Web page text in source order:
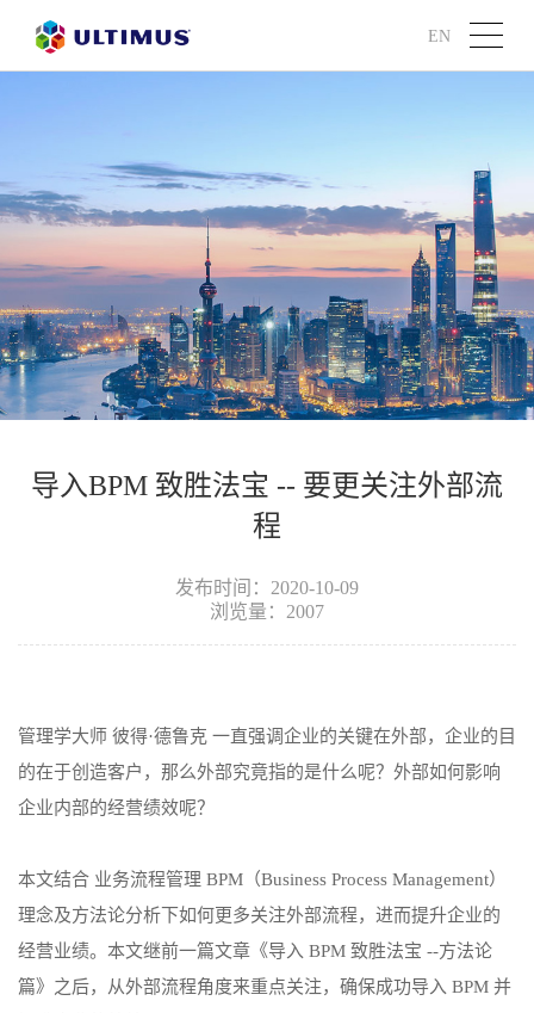
EN
导入BPM 致胜法宝 -- 要更关注外部流
程
发布时间：2020-10-09
浏览量：2007
管理学大师 彼得·德鲁克 一直强调企业的关键在外部，企业的目
的在于创造客户，那么外部究竟指的是什么呢？外部如何影响
企业内部的经营绩效呢？
本文结合 业务流程管理 BPM（Business Process Management）
理念及方法论分析下如何更多关注外部流程，进而提升企业的
经营业绩。本文继前一篇文章《导入 BPM 致胜法宝 --方法论
篇》之后，从外部流程角度来重点关注，确保成功导入 BPM 并